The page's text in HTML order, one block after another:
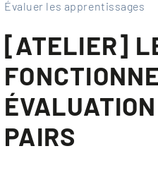
Évaluer les apprentissages
[ATELIER]
PAIRS